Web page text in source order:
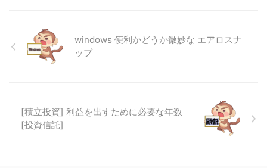
windows 便利かどうか微妙な エアロスナ
ップ
[積立投資] 利益を出すために必要な年数
[投資信託]